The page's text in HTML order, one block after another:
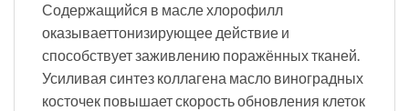
Содержащийся в масле хлорофилл
оказываеттонизирующее действие и
способствует заживлению поражённых тканей.
Усиливая синтез коллагена масло виноградных
косточек повышает скорость обновления клеток